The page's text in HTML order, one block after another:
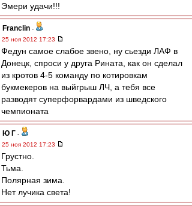
Эмери удачи!!!
Franclin -
25 ноя 2012 17:23
Федун самое слабое звено, ну сьезди ЛАФ в
Донецк, спроси у друга Рината, как он сделал
из кротов 4-5 команду по котировкам
букмекеров на выйгрыш ЛЧ, а тебя все
разводят суперфорвардами из шведского
чемпионата
Ю Г -
25 ноя 2012 17:23
Грустно.
Тьма.
Полярная зима.
Нет лучика света!